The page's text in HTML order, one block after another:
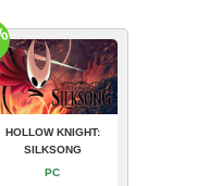
HOLLOW KNIGHT:
SILKSONG
PC